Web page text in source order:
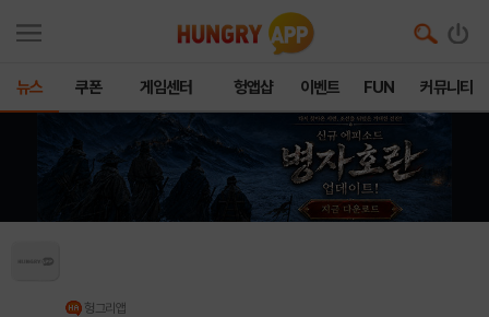
뉴스 쿠폰 게임센터 헝앱샵 이벤트 FUN 커뮤니티
헝그리앱